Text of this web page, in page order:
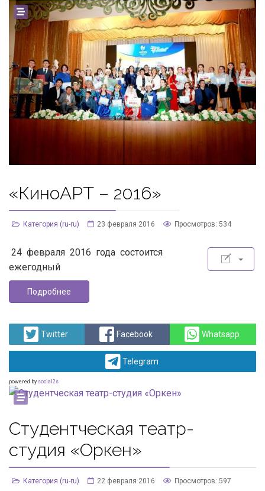
«КиноАРТ – 2016»
Категория (ru-ru) 23 февраля 2016 Просмотров: 534
24 февраля 2016 года состоится
ежегодный
Подробнее
Twitter Facebook Whatsapp
Telegram
powered by social2s
Студентческая театр-
студия «Оркен»
Категория (ru-ru) 22 февраля 2016 Просмотров: 597